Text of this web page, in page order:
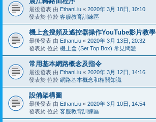
最後發表 由 EthanLiu « 2020年 3月 18日, 10:10
發表於 位於 客服教育訓練區
機上盒搜頻及遙控器操作YouTube影片教學
最後發表 由 EthanLiu « 2020年 3月 13日, 20:32
發表於 位於 機上盒 (Set Top Box) 常見問題
常用基本網路概念及指令
最後發表 由 EthanLiu « 2020年 3月 12日, 14:16
發表於 位於 網路基本概念和相關知識
設備架構圖
最後發表 由 EthanLiu « 2020年 3月 10日, 14:54
發表於 位於 客服教育訓練區